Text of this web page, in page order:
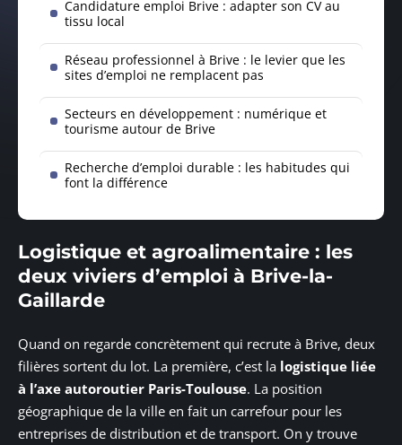
Candidature emploi Brive : adapter son CV au
tissu local
Réseau professionnel à Brive : le levier que les
sites d’emploi ne remplacent pas
Secteurs en développement : numérique et
tourisme autour de Brive
Recherche d’emploi durable : les habitudes qui
font la différence
Logistique et agroalimentaire : les
deux viviers d’emploi à Brive-la-
Gaillarde
Quand on regarde concrètement qui recrute à Brive, deux
filières sortent du lot. La première, c’est la logistique liée
à l’axe autoroutier Paris-Toulouse. La position
géographique de la ville en fait un carrefour pour les
entreprises de distribution et de transport. On y trouve